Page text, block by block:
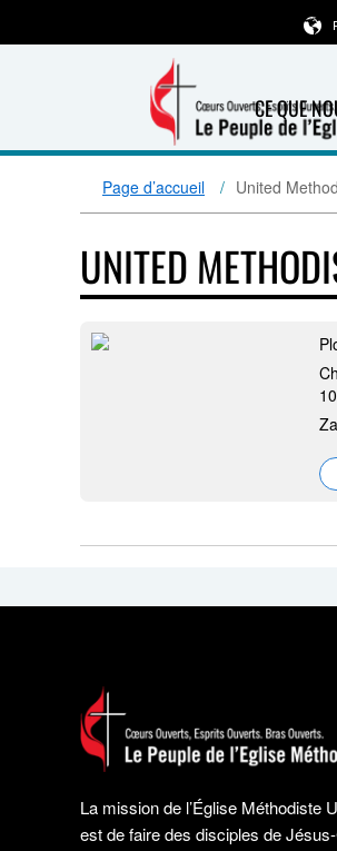
CE QUE
Page d’accueil United
UNITED
La mission de l’Église Méthodiste
est de faire des disciples de